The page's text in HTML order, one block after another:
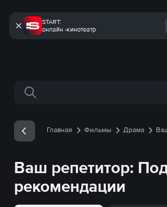
START:
онлайн -кинотеатр
Поиск по сайту
Главная Фильмы Драма
Ваш репетитор:
рекомендации